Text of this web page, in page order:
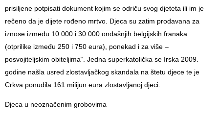
prisiljene potpisati dokument kojim se odriču svog djeteta ili im je
rečeno da je dijete rođeno mrtvo. Djeca su zatim prodavana za
iznose između 10.000 i 30.000 ondašnjih belgijskih franaka
(otprilike između 250 i 750 eura), ponekad i za više –
posvojiteljskim obiteljima“. Jedna superkatolička se Irska 2009.
godine našla usred zlostavljačkog skandala na štetu djece te je
Crkva ponudila 161 milijun eura zlostavljanoj djeci.
Djeca u neoznačenim grobovima